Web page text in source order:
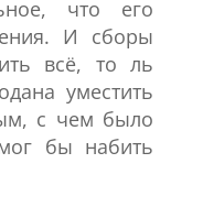
что его
И сборы
всё, то ль
уместить
с чем было
бы набить